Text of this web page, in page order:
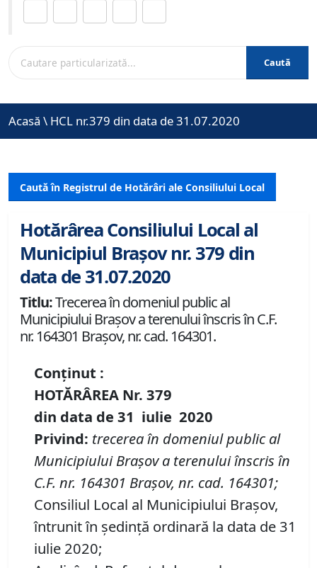
Caută
Acasă \ HCL nr.379 din data de 31.07.2020
Caută în Registrul de Hotărâri ale Consiliului Local
Hotărârea Consiliului Local al
Municipiul Brașov nr. 379 din
data de 31.07.2020
Titlu:Trecerea în domeniul public al
Municipiului Braşov a terenului înscris în C.F.
nr. 164301 Brașov, nr. cad. 164301.
Conținut :
HOTĂRÂREA Nr. 379
din data de 31 iulie 2020
Privind: trecerea în domeniul public al
Municipiului Braşov a terenului înscris în
C.F. nr. 164301 Brașov, nr. cad. 164301;
Consiliul Local al Municipiului Brașov,
întrunit în ședință ordinară la data de 31
iulie 2020;